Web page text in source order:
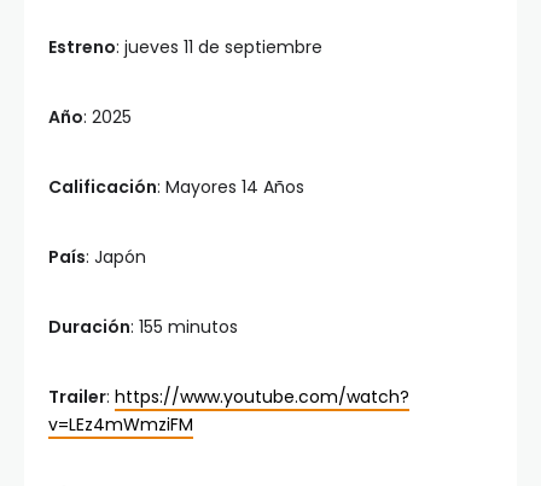
Estreno: jueves 11 de septiembre
Año: 2025
Calificación: Mayores 14 Años
País: Japón
Duración: 155 minutos
Trailer: https://www.youtube.com/watch?
v=LEz4mWmziFM